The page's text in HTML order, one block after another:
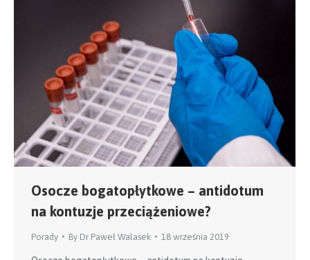
Osocze bogatopłytkowe – antidotum
na kontuzje przeciążeniowe?
Porady By Dr Paweł Walasek 18 września 2019